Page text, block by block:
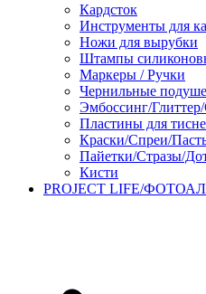
Кардсток
Инструменты для
Ножи для вырубки
Штампы
Маркеры / Ручки
Чернильные
Эмбоссинг/
Пластины для
Краски/Спреи/
Пайетки/Стразы/
Кисти
PROJECT LIFE/